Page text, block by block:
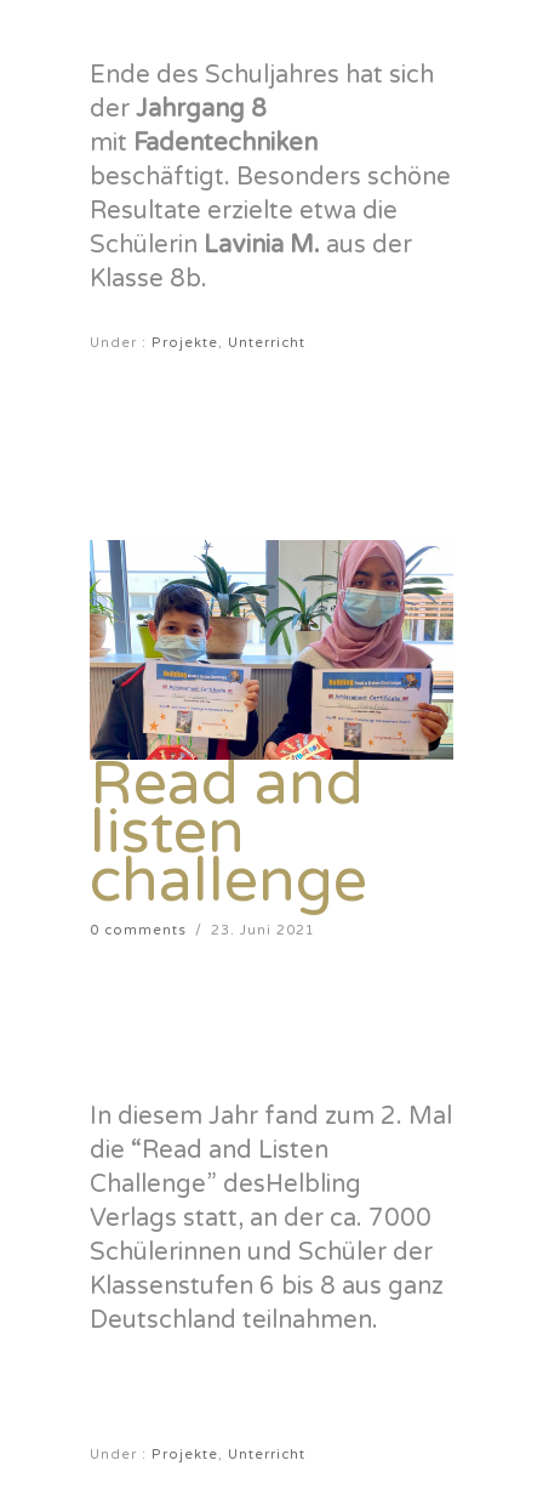
Ende des Schuljahres hat sich
der Jahrgang 8
mit Fadentechniken
beschäftigt. Besonders schöne
Resultate erzielte etwa die
Schülerin Lavinia M. aus der
Klasse 8b.
Under : Projekte, Unterricht
Read and
listen
challenge
0 comments / 23. Juni 2021
In diesem Jahr fand zum 2. Mal
die “Read and Listen
Challenge” desHelbling
Verlags statt, an der ca. 7000
Schülerinnen und Schüler der
Klassenstufen 6 bis 8 aus ganz
Deutschland teilnahmen.
Under : Projekte, Unterricht